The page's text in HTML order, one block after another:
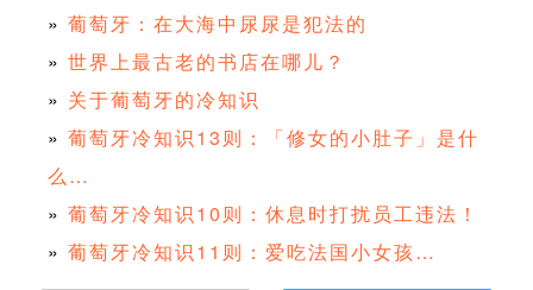
» 葡萄牙：在大海中尿尿是犯法的
» 世界上最古老的书店在哪儿？
» 关于葡萄牙的冷知识
» 葡萄牙冷知识13则：「修女的小肚子」是什
么…
» 葡萄牙冷知识10则：休息时打扰员工违法！
» 葡萄牙冷知识11则：爱吃法国小女孩…